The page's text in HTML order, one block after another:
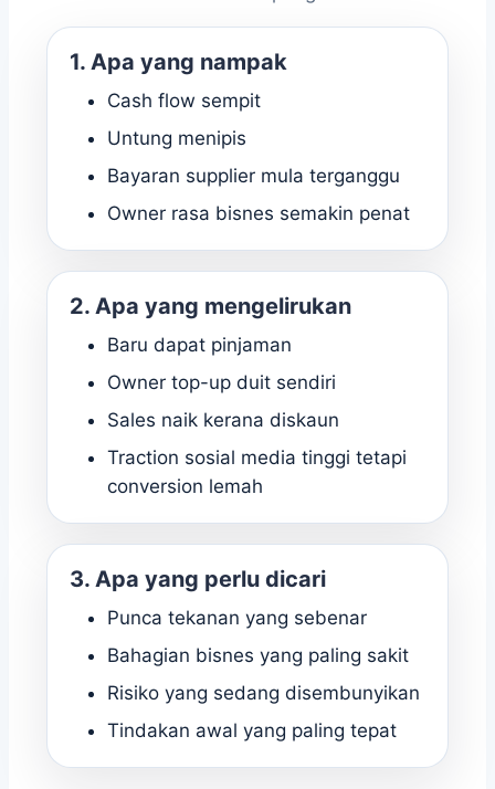
1. Apa yang nampak
Cash flow sempit
Untung menipis
Bayaran supplier mula terganggu
Owner rasa bisnes semakin penat
2. Apa yang mengelirukan
Baru dapat pinjaman
Owner top-up duit sendiri
Sales naik kerana diskaun
Traction sosial media tinggi tetapi
conversion lemah
3. Apa yang perlu dicari
Punca tekanan yang sebenar
Bahagian bisnes yang paling sakit
Risiko yang sedang disembunyikan
Tindakan awal yang paling tepat